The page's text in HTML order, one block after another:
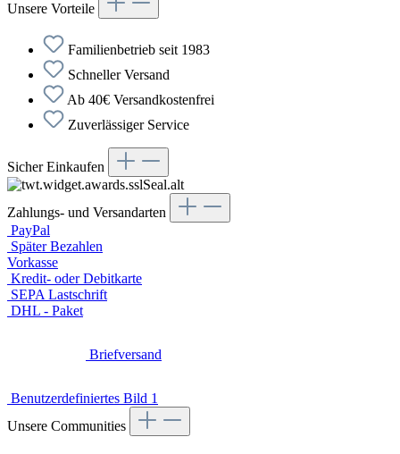
Unsere Vorteile
Familienbetrieb seit 1983
Schneller Versand
Ab 40€ Versandkostenfrei
Zuverlässiger Service
Sicher Einkaufen
Zahlungs- und Versandarten
PayPal
Später Bezahlen
Vorkasse
Kredit- oder Debitkarte
SEPA Lastschrift
DHL - Paket
Briefversand
Benutzerdefiniertes Bild 1
Unsere Communities